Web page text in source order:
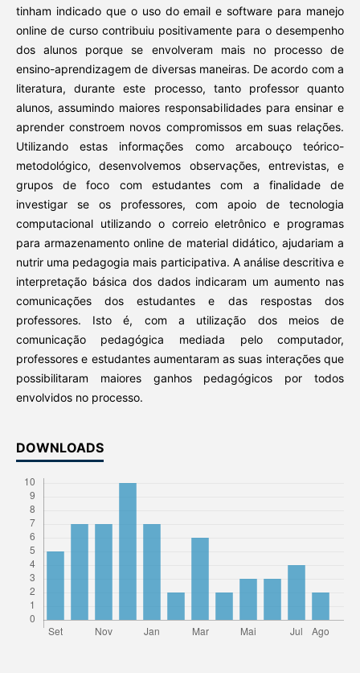
tinham indicado que o uso do email e software para manejo
online de curso contribuiu positivamente para o desempenho
dos alunos porque se envolveram mais no processo de
ensino-aprendizagem de diversas maneiras. De acordo com a
literatura, durante este processo, tanto professor quanto
alunos, assumindo maiores responsabilidades para ensinar e
aprender constroem novos compromissos em suas relações.
Utilizando estas informações como arcabouço teórico-
metodológico, desenvolvemos observações, entrevistas, e
grupos de foco com estudantes com a finalidade de
investigar se os professores, com apoio de tecnologia
computacional utilizando o correio eletrônico e programas
para armazenamento online de material didático, ajudariam a
nutrir uma pedagogia mais participativa. A análise descritiva e
interpretação básica dos dados indicaram um aumento nas
comunicações dos estudantes e das respostas dos
professores. Isto é, com a utilização dos meios de
comunicação pedagógica mediada pelo computador,
professores e estudantes aumentaram as suas interações que
possibilitaram maiores ganhos pedagógicos por todos
envolvidos no processo.
DOWNLOADS